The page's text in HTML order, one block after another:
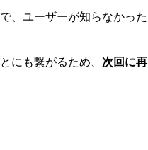
、ユーザーが知らなかった
にも繋がるため、 次回に再